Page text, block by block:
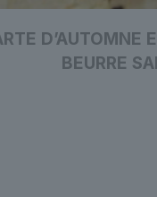
D’AUTOMNE
BEURRE